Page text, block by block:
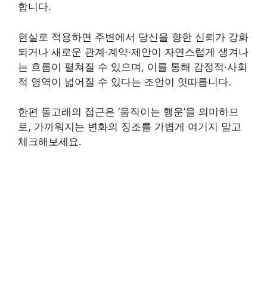
합니다.
현실로 적용하면 주변에서 당신을 향한 신뢰가 강화
되거나 새로운 관계·계약·제안이 자연스럽게 생겨나
는 흐름이 펼쳐질 수 있으며, 이를 통해 감정적·사회
적 영역이 넓어질 수 있다는 조언이 잇따릅니다.
한편 돌고래의 접근은 ‘움직이는 행운’을 의미하므
로, 가까워지는 변화의 징조를 가볍게 여기지 말고
체크해보세요.